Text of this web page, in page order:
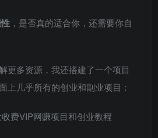
，是否真的适合你，还需要你自
更多资源，我还搭建了一个项目
上几乎所有的创业和副业项目：
费VIP网赚项目和创业教程